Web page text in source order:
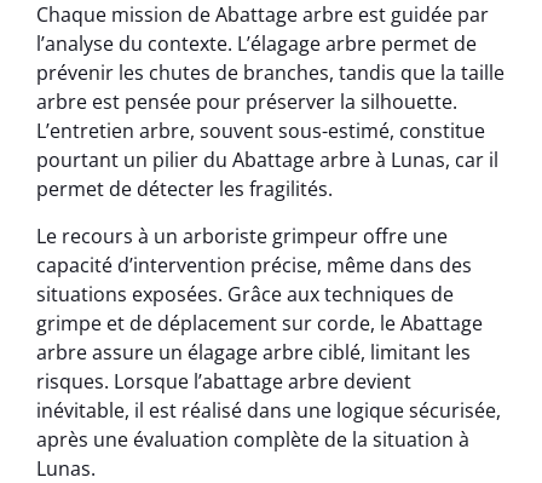
Chaque mission de Abattage arbre est guidée par
l’analyse du contexte. L’élagage arbre permet de
prévenir les chutes de branches, tandis que la taille
arbre est pensée pour préserver la silhouette.
L’entretien arbre, souvent sous-estimé, constitue
pourtant un pilier du Abattage arbre à Lunas, car il
permet de détecter les fragilités.
Le recours à un arboriste grimpeur offre une
capacité d’intervention précise, même dans des
situations exposées. Grâce aux techniques de
grimpe et de déplacement sur corde, le Abattage
arbre assure un élagage arbre ciblé, limitant les
risques. Lorsque l’abattage arbre devient
inévitable, il est réalisé dans une logique sécurisée,
après une évaluation complète de la situation à
Lunas.